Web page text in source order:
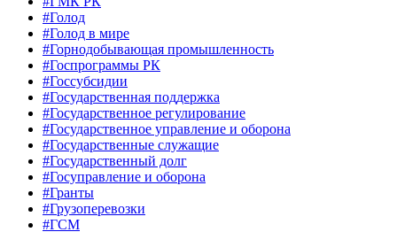
#Голод
#Голод в мире
#Горнодобывающая промышленность
#Госпрограммы РК
#Госсубсидии
#Государственная поддержка
#Государственное регулирование
#Государственное управление и оборона
#Государственные служащие
#Государственный долг
#Госуправление и оборона
#Гранты
#Грузоперевозки
#ГСМ